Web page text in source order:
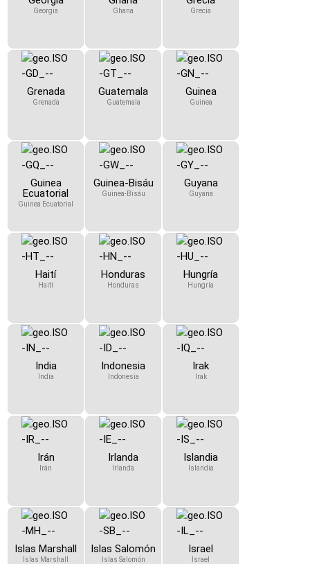
Georgia Ghana Grecia
Grenada
Grenada
Guatemala
Guatemala
Guinea
Guinea
Guinea
Ecuatorial
Guinea Ecuatorial
Guinea-Bisáu
Guinea-Bisáu
Guyana
Guyana
Haití
Haití
Honduras
Honduras
Hungría
Hungría
India
India
Indonesia
Indonesia
Irak
Irak
Irán
Irán
Irlanda
Irlanda
Islandia
Islandia
Islas Marshall
Islas Marshall
Islas Salomón
Islas Salomón
Israel
Israel